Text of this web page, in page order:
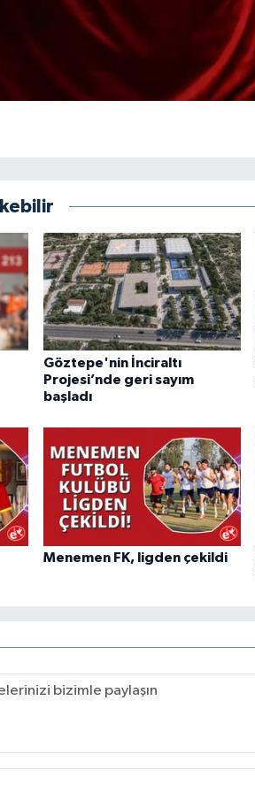
Göztepe'nin İnciraltı
Projesi’nde geri sayım
başladı
Menemen FK, ligden çekildi